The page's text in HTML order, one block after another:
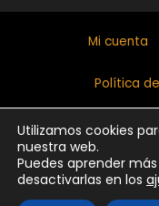
Mi cuenta
Política
Copyright ©
Utilizamos cookies
nuestra web.
Puedes aprender
desactivarlas en los